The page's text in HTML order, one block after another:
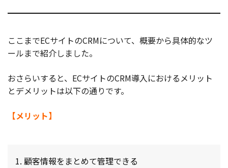
ここまでECサイトのCRMについて、概要から具体的なツ
ールまで紹介しました。
おさらいすると、ECサイトのCRM導入におけるメリット
とデメリットは以下の通りです。
【メリット】
顧客情報をまとめて管理できる